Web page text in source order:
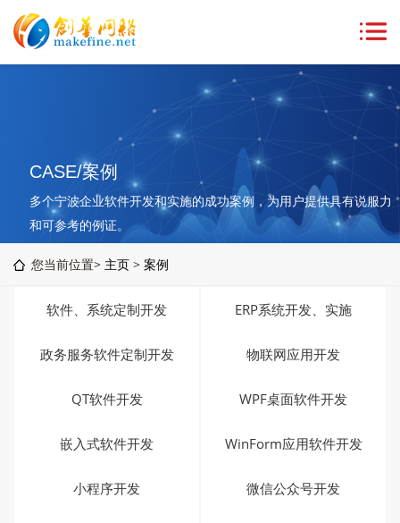
CASE/案例
多个宁波企业软件开发和实施的成功案例，为用户提供具有说服力
和可参考的例证。
您当前位置> 主页 > 案例
软件、系统定制开发 ERP系统开发、实施
政务服务软件定制开发 物联网应用开发
QT软件开发 WPF桌面软件开发
嵌入式软件开发 WinForm应用软件开发
小程序开发 微信公众号开发